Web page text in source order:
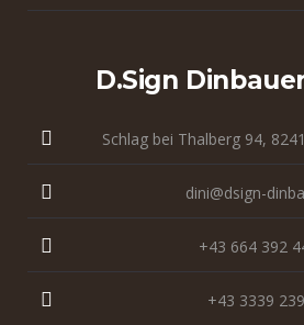
D.sign
Schlag bei Thalberg 94,
dini@dsign-
+43 664 392
+43 3339